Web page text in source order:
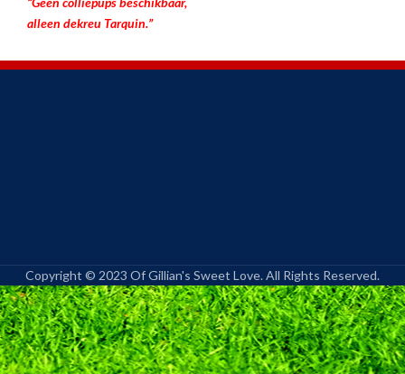
alleen dekreu Tarquin.”
Copyright © 2023 Of Gillian's Sweet Love. All Rights Reserved.